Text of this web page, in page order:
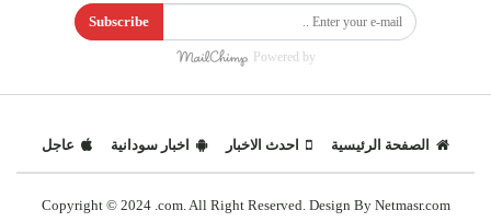
Subscribe
Powered by
الصفحة الرئيسية احدث الاخبار اخبار سودانية عاجل
Copyright © 2024 .com. All Right Reserved. Design By Netmasr.com